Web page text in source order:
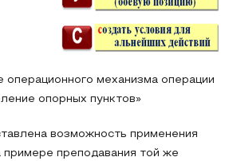
операционного механизма операции
опорных пунктов»
возможность применения
примере преподавания той же